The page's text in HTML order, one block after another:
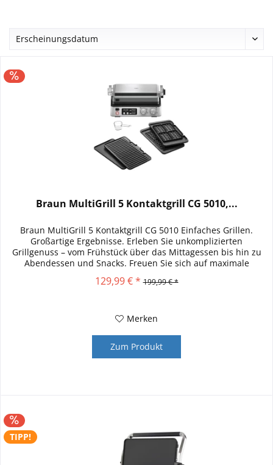
Braun MultiGrill 5 Kontaktgrill CG 5010,...
Braun MultiGrill 5 Kontaktgrill CG 5010 Einfaches Grillen.
Großartige Ergebnisse. Erleben Sie unkomplizierten
Grillgenuss – vom Frühstück über das Mittagessen bis hin zu
Abendessen und Snacks. Freuen Sie sich auf maximale
129,99 € * 199,99 € *
Merken
Zum Produkt
TIPP!